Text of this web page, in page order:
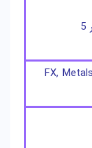
FX,